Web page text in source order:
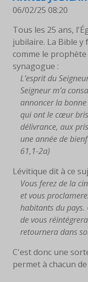
06/02/25 08:20
Tous les 25 ans,
jubilaire. La Bible
comme le prophète
synagogue :
L’esprit du
Seigneur m’a
annoncer la
qui ont le cœur
délivrance, aux
une année de
61,1-2a)
Lévitique dit à ce
Vous ferez de la
et vous
habitants du pays.
de vous
retournera dans
C'est donc une
permet à chacun